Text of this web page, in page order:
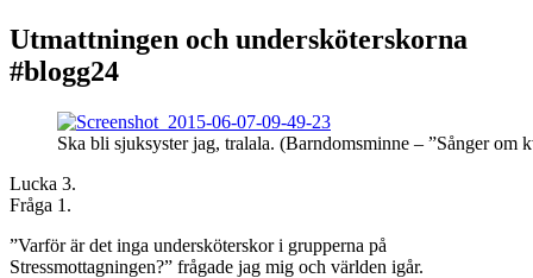
Utmattningen och undersköterskorna
#blogg24
Ska bli sjuksyster jag, tralala. (Barndomsminne – ”Sånger om
Lucka 3.
Fråga 1.
”Varför är det inga undersköterskor i grupperna på
Stressmottagningen?” frågade jag mig och världen igår.